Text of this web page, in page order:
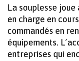
La souplesse
en charge en
commandés en
équipements.
entreprises qui